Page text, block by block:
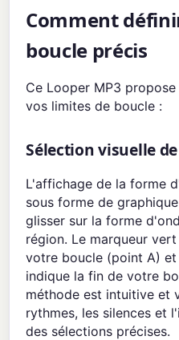
Comment
boucle précis
Ce Looper MP3
vos limites de boucle :
Sélection visuelle
L'affichage de la forme
sous forme de
glisser sur la forme
région. Le marqueur
votre boucle (point A)
indique la fin de votre
méthode est intuitive et
rythmes, les silences et
des sélections précises.